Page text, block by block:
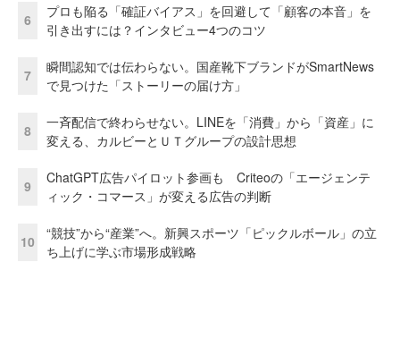
6
プロも陥る「確証バイアス」を回避して「顧客の本音」を
引き出すには？インタビュー4つのコツ
7
瞬間認知では伝わらない。国産靴下ブランドがSmartNews
で見つけた「ストーリーの届け方」
8
一斉配信で終わらせない。LINEを「消費」から「資産」に
変える、カルビーとＵＴグループの設計思想
9
ChatGPT広告パイロット参画も Criteoの「エージェンテ
ィック・コマース」が変える広告の判断
10
“競技”から“産業”へ。新興スポーツ「ピックルボール」の立
ち上げに学ぶ市場形成戦略